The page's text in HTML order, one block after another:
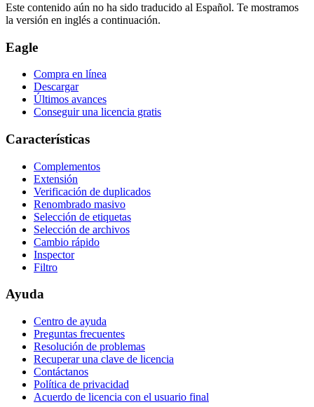
Este contenido aún no ha sido traducido al Español. Te mostramos
la versión en inglés a continuación.
Eagle
Compra en línea
Descargar
Últimos avances
Conseguir una licencia gratis
Características
Complementos
Extensión
Verificación de duplicados
Renombrado masivo
Selección de etiquetas
Selección de archivos
Cambio rápido
Inspector
Filtro
Ayuda
Centro de ayuda
Preguntas frecuentes
Resolución de problemas
Recuperar una clave de licencia
Contáctanos
Política de privacidad
Acuerdo de licencia con el usuario final